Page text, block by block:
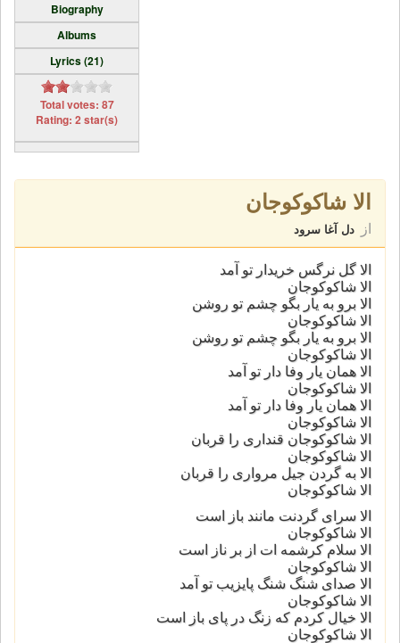
Biography
Albums
Lyrics (21)
Total votes: 87
Rating: 2 star(s)
الا شاکوکوجان
از دل آغا سرود
الا گل نرگس خریدار تو آمد
الا شاکوکوجان
الا برو به یار بگو چشم تو روشن
الا شاکوکوجان
الا برو به یار بگو چشم تو روشن
الا شاکوکوجان
الا همان یار وفا دار تو آمد
الا شاکوکوجان
الا همان یار وفا دار تو آمد
الا شاکوکوجان
الا شاکوکوجان قنداری را قربان
الا شاکوکوجان
الا به گردن جیل مرواری را قربان
الا شاکوکوجان
الا سرای گردنت مانند باز است
الا شاکوکوجان
الا سلام کرشمه ات از بر ناز است
الا شاکوکوجان
الا صدای شنگ شنگ پایزیب تو آمد
الا شاکوکوجان
الا خیال کردم که زنگ در پای باز است
الا شاکوکوجان